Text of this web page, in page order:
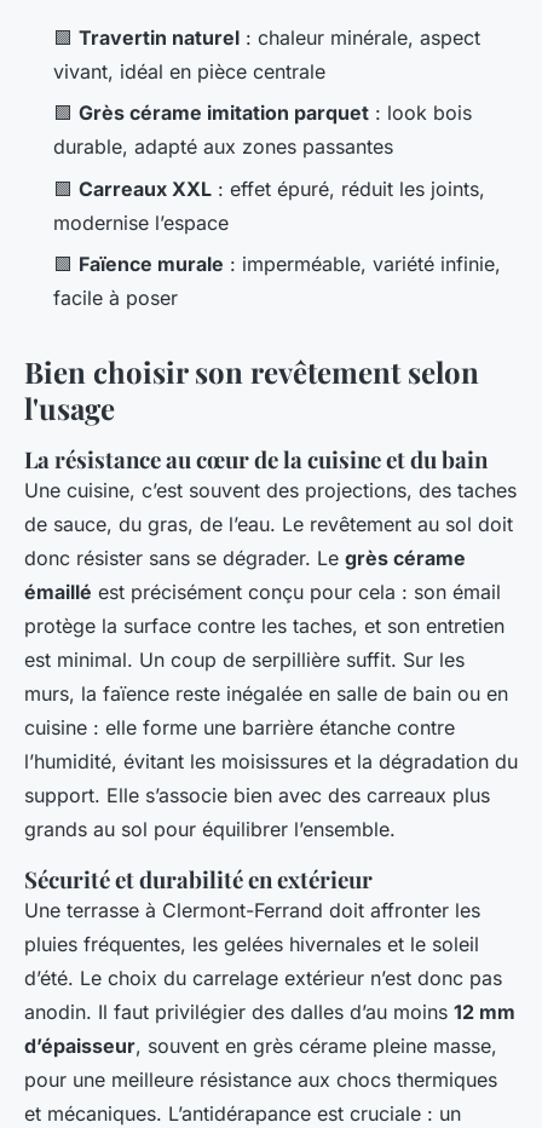
🟩 Travertin naturel : chaleur minérale, aspect
vivant, idéal en pièce centrale
🟩 Grès cérame imitation parquet : look bois
durable, adapté aux zones passantes
🟩 Carreaux XXL : effet épuré, réduit les joints,
modernise l’espace
🟩 Faïence murale : imperméable, variété infinie,
facile à poser
Bien choisir son revêtement selon
l'usage
La résistance au cœur de la cuisine et du bain
Une cuisine, c’est souvent des projections, des taches
de sauce, du gras, de l’eau. Le revêtement au sol doit
donc résister sans se dégrader. Le grès cérame
émaillé est précisément conçu pour cela : son émail
protège la surface contre les taches, et son entretien
est minimal. Un coup de serpillière suffit. Sur les
murs, la faïence reste inégalée en salle de bain ou en
cuisine : elle forme une barrière étanche contre
l’humidité, évitant les moisissures et la dégradation du
support. Elle s’associe bien avec des carreaux plus
grands au sol pour équilibrer l’ensemble.
Sécurité et durabilité en extérieur
Une terrasse à Clermont-Ferrand doit affronter les
pluies fréquentes, les gelées hivernales et le soleil
d’été. Le choix du carrelage extérieur n’est donc pas
anodin. Il faut privilégier des dalles d’au moins 12 mm
d’épaisseur, souvent en grès cérame pleine masse,
pour une meilleure résistance aux chocs thermiques
et mécaniques. L’antidérapance est cruciale : un